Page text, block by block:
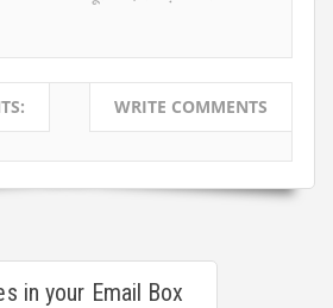
WRITE COMMENTS
in your Email Box